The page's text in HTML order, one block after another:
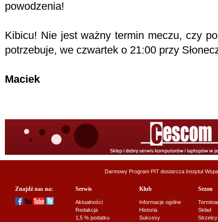
powodzenia!
Kibicu! Nie jest ważny termin meczu, czy
potrzebuje, we czwartek o 21:00 przy
Maciek
Darmowy Program PIT dostarcza Instytut
Znajdź nas na: Serwis
Aktualności
Redakcja
1,5 % podatku
Klub
Informacje ogólne
Historia
Sukcesy
Sezon
Skład
Strzelcy